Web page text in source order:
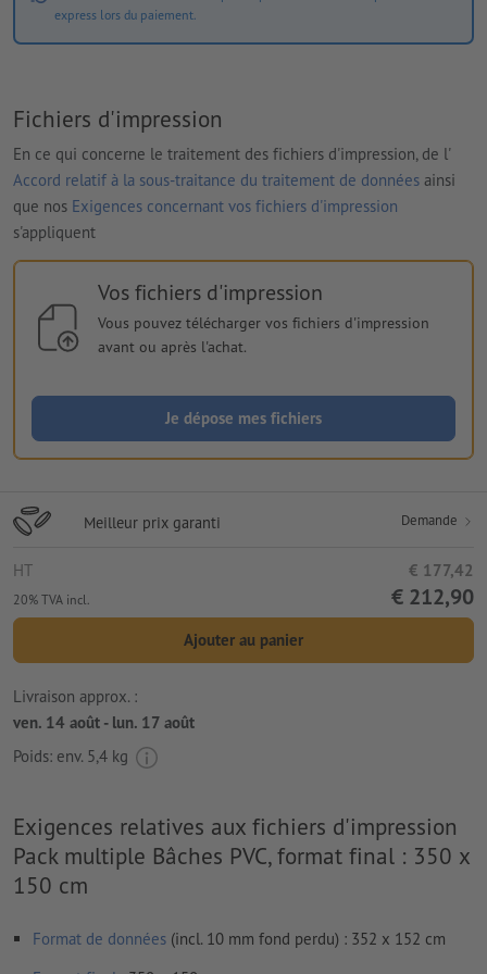
express lors du paiement.
Fichiers d'impression
En ce qui concerne le traitement des fichiers d'impression, de l'
Accord relatif à la sous-traitance du traitement de données ainsi
que nos Exigences concernant vos fichiers d'impression
s'appliquent
Vos fichiers d'impression
Vous pouvez télécharger vos fichiers d'impression
avant ou après l'achat.
Je dépose mes fichiers
Meilleur prix garanti Demande
HT € 177,42
20% TVA incl. € 212,90
Ajouter au panier
Livraison approx. :
ven. 14 août - lun. 17 août
Poids: env. 5,4 kg
Exigences relatives aux fichiers d'impression
Pack multiple Bâches PVC, format final : 350 x
150 cm
Format de données (incl. 10 mm fond perdu) : 352 x 152 cm